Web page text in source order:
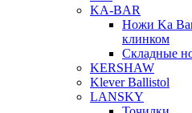
KA-BAR
Ножи Ka
клинком
Складные
KERSHAW
Klever Ballistol
LANSKY